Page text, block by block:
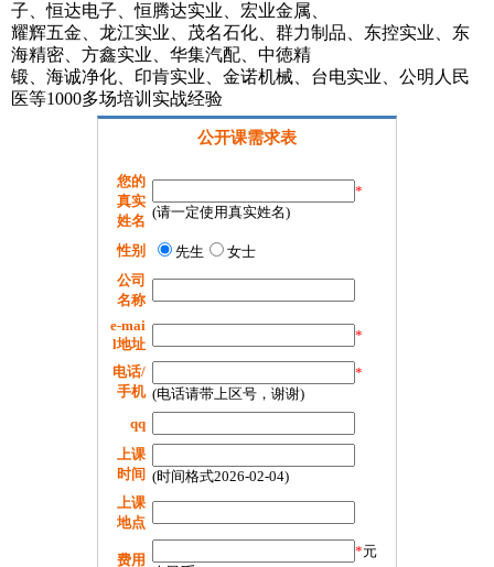
子、恒达电子、恒腾达实业、宏业金属、
耀辉五金、龙江实业、茂名石化、群力制品、东控实业、东
海精密、方鑫实业、华集汽配、中徳精
锻、海诚净化、印肯实业、金诺机械、台电实业、公明人民
医等1000多场培训实战经验
公开课需求表
您的
真实
姓名
*
(请一定使用真实姓名)
性别 先生
女士
公司
名称
e-mai
l地址
*
电话/
手机
*
(电话请带上区号，谢谢)
qq
上课
时间 (时间格式2026-02-04)
上课
地点
费用
*元